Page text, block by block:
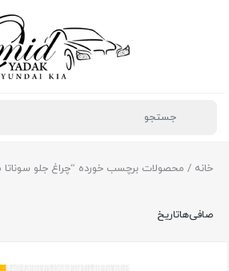
خانه / محصولات برچسب خورده “چراغ جلو سوناتا 2015”
صافی‌هاتاریخ